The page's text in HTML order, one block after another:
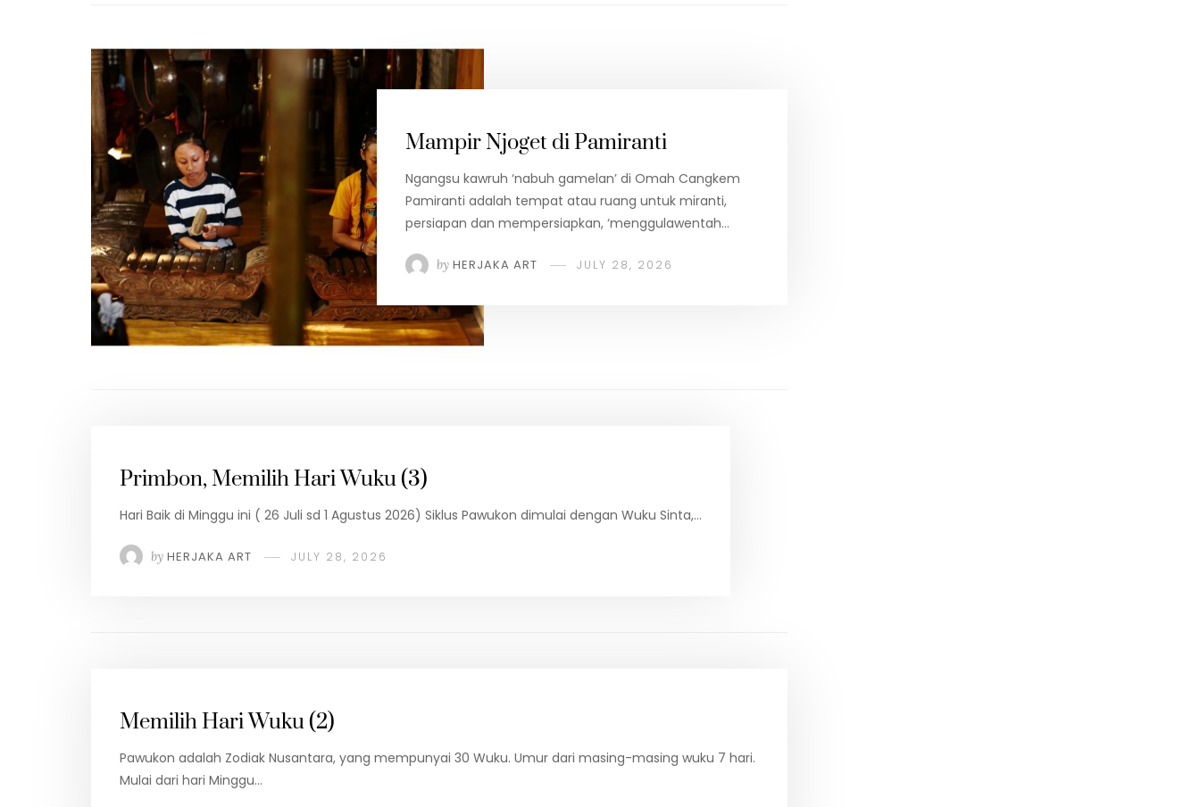
Mampir Njoget di Pamiranti
Ngangsu kawruh ‘nabuh gamelan’ di Omah Cangkem
Pamiranti adalah tempat atau ruang untuk miranti,
persiapan dan mempersiapkan, ‘menggulawentah…
by HERJAKA ART JULY 28, 2026
Primbon, Memilih Hari Wuku (3)
Hari Baik di Minggu ini ( 26 Juli sd 1 Agustus 2026) Siklus Pawukon dimulai dengan Wuku Sinta,…
by HERJAKA ART JULY 28, 2026
Memilih Hari Wuku (2)
Pawukon adalah Zodiak Nusantara, yang mempunyai 30 Wuku. Umur dari masing-masing wuku 7 hari.
Mulai dari hari Minggu…